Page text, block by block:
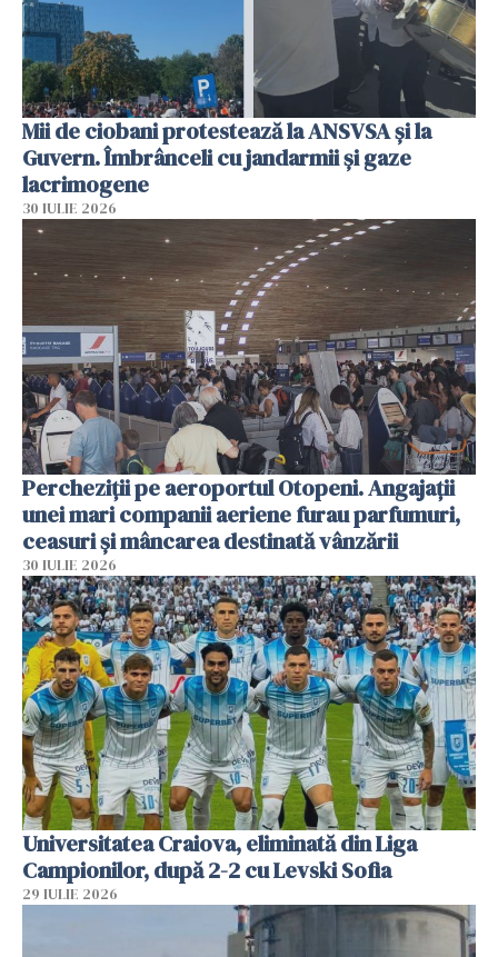
Mii de ciobani protestează la ANSVSA și la
Guvern. Îmbrânceli cu jandarmii și gaze
lacrimogene
30 IULIE 2026
Percheziții pe aeroportul Otopeni. Angajații
unei mari companii aeriene furau parfumuri,
ceasuri și mâncarea destinată vânzării
30 IULIE 2026
Universitatea Craiova, eliminată din Liga
Campionilor, după 2-2 cu Levski Sofia
29 IULIE 2026